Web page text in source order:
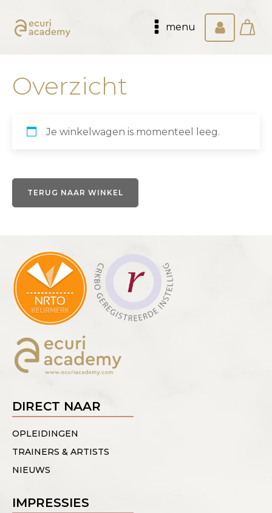
menu
Overzicht
Je winkelwagen is momenteel leeg.
TERUG NAAR WINKEL
DIRECT NAAR
OPLEIDINGEN
TRAINERS & ARTISTS
NIEUWS
IMPRESSIES